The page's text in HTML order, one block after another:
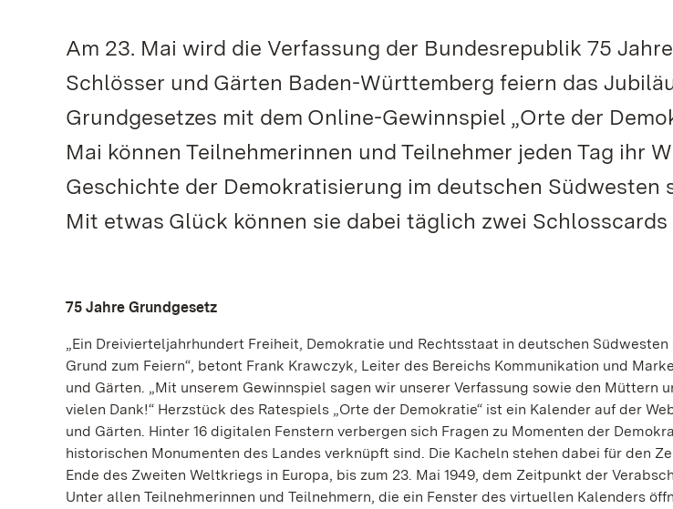
Am 23. Mai wird die Verfassung der Bundesrepublik 75
Schlösser und Gärten Baden-Württemberg feiern das
Grundgesetzes mit dem Online-Gewinnspiel „Orte der
Mai können Teilnehmerinnen und Teilnehmer jeden Tag ihr
Geschichte der Demokratisierung im deutschen Südwesten
Mit etwas Glück können sie dabei täglich zwei Schlosscards
75 Jahre Grundgesetz
„Ein Dreivierteljahrhundert Freiheit, Demokratie und Rechtsstaat in deutschen
Grund zum Feiern“, betont Frank Krawczyk, Leiter des Bereichs Kommunikation und
und Gärten. „Mit unserem Gewinnspiel sagen wir unserer Verfassung sowie den Müttern
vielen Dank!“ Herzstück des Ratespiels „Orte der Demokratie“ ist ein Kalender auf der
und Gärten. Hinter 16 digitalen Fenstern verbergen sich Fragen zu Momenten der
historischen Monumenten des Landes verknüpft sind. Die Kacheln stehen dabei für den
Ende des Zweiten Weltkriegs in Europa, bis zum 23. Mai 1949, dem Zeitpunkt der
Unter allen Teilnehmerinnen und Teilnehmern, die ein Fenster des virtuellen Kalenders